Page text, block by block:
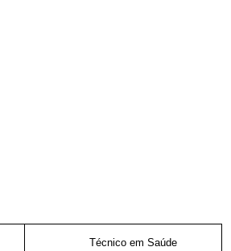
Técnico em Saúde